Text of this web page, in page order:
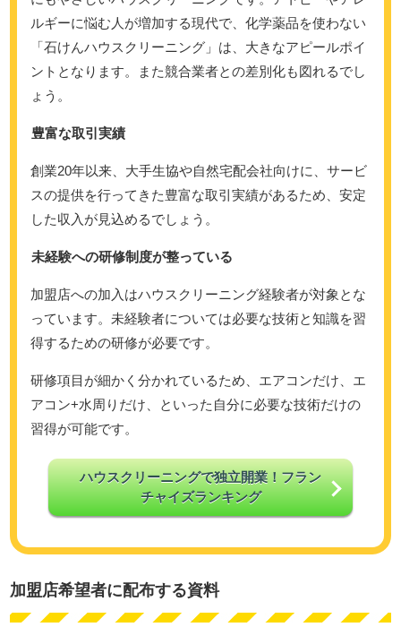
ルギーに悩む人が増加する現代で、化学薬品を使わない
「石けんハウスクリーニング」は、大きなアピールポイ
ントとなります。また競合業者との差別化も図れるでし
ょう。
豊富な取引実績
創業20年以来、大手生協や自然宅配会社向けに、サービ
スの提供を行ってきた豊富な取引実績があるため、安定
した収入が見込めるでしょう。
未経験への研修制度が整っている
加盟店への加入はハウスクリーニング経験者が対象とな
っています。未経験者については必要な技術と知識を習
得するための研修が必要です。
研修項目が細かく分かれているため、エアコンだけ、エ
アコン+水周りだけ、といった自分に必要な技術だけの
習得が可能です。
ハウスクリーニングで独立開業！フラン
チャイズランキング
加盟店希望者に配布する資料